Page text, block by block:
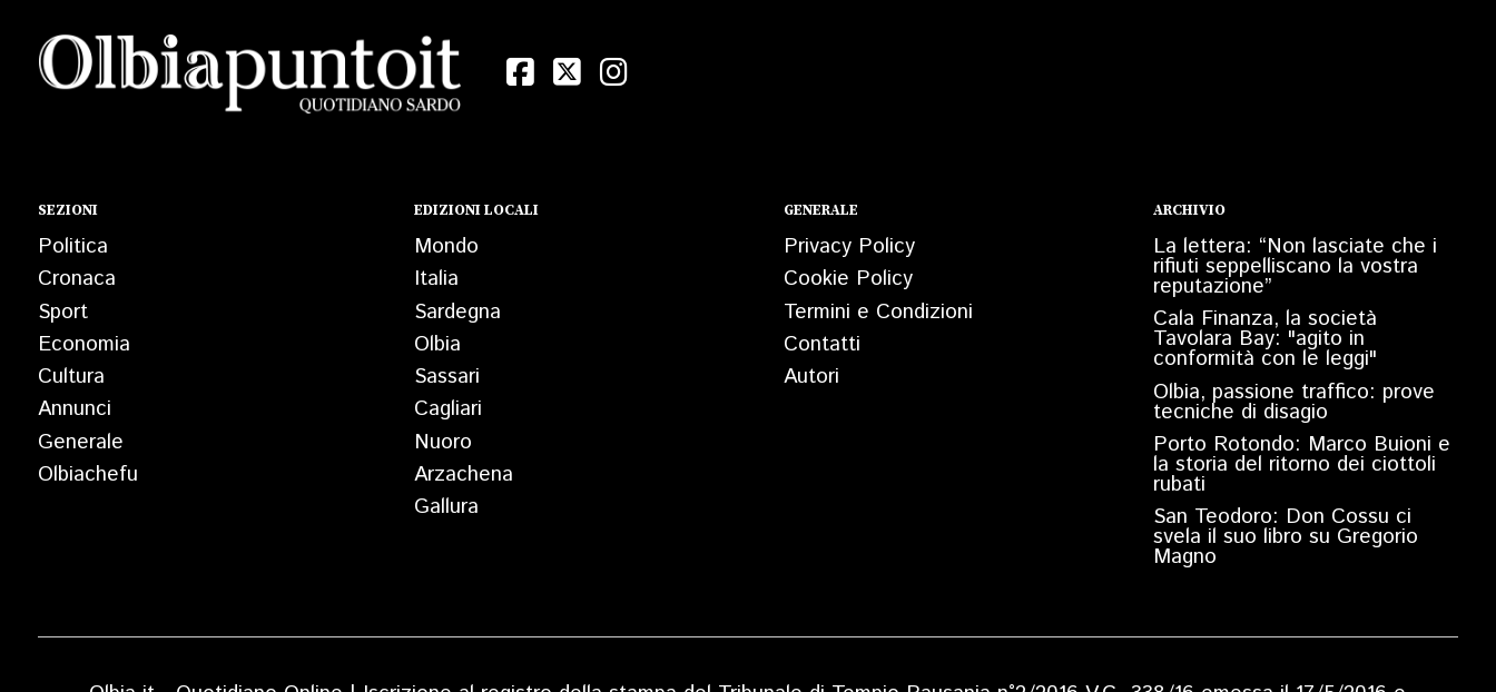
SEZIONI
Politica
Cronaca
Sport
Economia
Cultura
Annunci
Generale
Olbiachefu
EDIZIONI LOCALI
Mondo
Italia
Sardegna
Olbia
Sassari
Cagliari
Nuoro
Arzachena
Gallura
GENERALE
Privacy Policy
Cookie Policy
Termini e Condizioni
Contatti
Autori
ARCHIVIO
La lettera: “Non lasciate che i
rifiuti seppelliscano la vostra
reputazione”
Cala Finanza, la società
Tavolara Bay: "agito in
conformità con le leggi"
Olbia, passione traffico: prove
tecniche di disagio
Porto Rotondo: Marco Buioni e
la storia del ritorno dei ciottoli
rubati
San Teodoro: Don Cossu ci
svela il suo libro su Gregorio
Magno